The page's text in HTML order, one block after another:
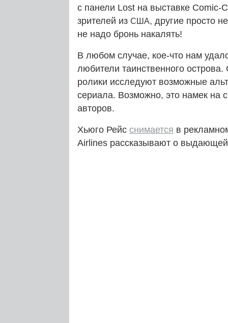
с панели Lost на выставке Comic-
зрителей из США, другие просто
не надо бронь накалять!
В любом случае, кое-что нам
любители таинственного
ролики исследуют возможные
сериала. Возможно, это намек на
авторов.
Хьюго Рейс снимается в
Airlines рассказывают о